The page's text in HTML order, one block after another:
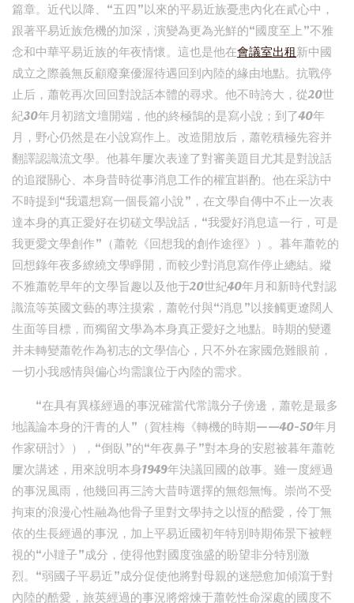
篇章。近代以降、“五四”以來的平易近族憂患內化在貳心中，
跟著平易近族危機的加深，演變為更為光鮮的“國度至上”不雅
念和中華平易近族的年夜情懷。這也是他在會議室出租新中國
成立之際義無反顧廢棄優渥待遇回到內陸的緣由地點。抗戰停
止后，蕭乾再次回回對說話本體的尋求。他不時誇大，從20世
紀30年月初踏文壇開端，他的終極鵠的是寫小說；到了40年
月，野心仍然是在小說寫作上。改造開放后，蕭乾積極先容并
翻譯認識流文學。他暮年屢次表達了對審美題目尤其是對說話
的追蹤關心、本身昔時從事消息工作的權宜斟酌。他在采訪中
不時提到“我還想寫一個長篇小說”，在文學自傳中不止一次表
達本身的真正愛好在切磋文學說話，“我愛好消息這一行，可是
我更愛文學創作”（蕭乾《回想我的創作途徑》）。暮年蕭乾的
回想錄年夜多繚繞文學睜開，而較少對消息寫作停止總結。縱
不雅蕭乾早年的文學旨趣以及他于20世紀40年月和新時代對認
識流等英國文藝的專注摸索，蕭乾付與“消息”以接觸更遼闊人
生面等目標，而獨留文學為本身真正愛好之地點。時期的變遷
并未轉變蕭乾作為初志的文學信心，只不外在家國危難眼前，
一切小我感情與偏心均需讓位于內陸的需求。
“在具有異樣經過的事況確當代常識分子傍邊，蕭乾是最多
地議論本身的汗青的人”（賀桂梅《轉機的時期——40-50年月
作家研討》），“倒臥”的“年夜鼻子”對本身的安慰被暮年蕭乾
屢次講述，用來說明本身1949年決議回國的啟事。雖一度經過
的事況風雨，他幾回再三誇大昔時選擇的無怨無悔。崇尚不受
拘束的浪漫心性融為他骨子里對文學持之以恆的酷愛，伶丁無
依的生長經過的事況，加上平易近國初年特別時期佈景下被輕
視的“小韃子”成分，使得他對國度強盛的盼望非分特別激
烈。“弱國子平易近”成分促使他將對母親的迷戀愈加傾瀉于對
內陸的酷愛，旅英經過的事況將熔煉于蕭乾性命深處的國度不